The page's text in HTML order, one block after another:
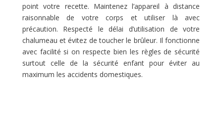
point votre recette. Maintenez l’appareil à distance
raisonnable de votre corps et utiliser là avec
précaution. Respecté le délai d’utilisation de votre
chalumeau et évitez de toucher le brûleur. Il fonctionne
avec facilité si on respecte bien les règles de sécurité
surtout celle de la sécurité enfant pour éviter au
maximum les accidents domestiques.